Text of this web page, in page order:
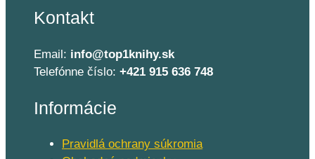
Kontakt
Email: info@top1knihy.sk
Telefónne číslo: +421 915 636 748
Informácie
Pravidlá ochrany súkromia